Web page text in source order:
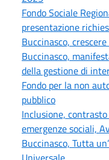
Fondo Sociale
presentazione
Buccinasco,
Buccinasco,
della gestione di
Fondo per la non
pubblico
Inclusione,
emergenze sociali,
Buccinasco, Tutta